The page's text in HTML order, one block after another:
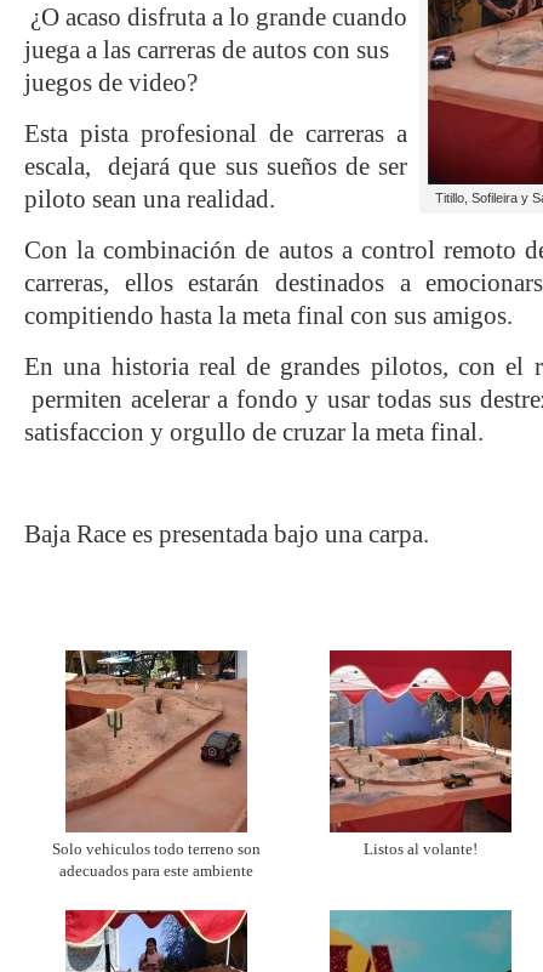
Titillo, Sofileira y
¿O acaso disfruta a lo grande cuando
juega a las carreras de autos con sus
juegos de video?
Esta pista profesional de carreras a
escala,
dejará que sus sueños de ser
piloto sean una realidad.
Con la combinación de autos a control remoto
carreras, ellos estarán destinados a
compitiendo hasta la meta final con sus amigos.
En una historia real de grandes pilotos, con el
permiten acelerar a fondo y usar todas sus
satisfaccion y orgullo de cruzar la meta final.
Baja Race es presentada bajo una carpa.
Solo vehiculos todo terreno son
adecuados para este ambiente
Listos al volante!